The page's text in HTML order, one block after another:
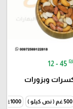
)
12 - 45 ₪
وبزورات
500 غم ( نص كيلو ) 1000غم (كيلو )